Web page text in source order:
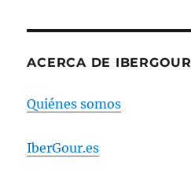
ACERCA DE IBERGOUR
Quiénes somos
IberGour.es